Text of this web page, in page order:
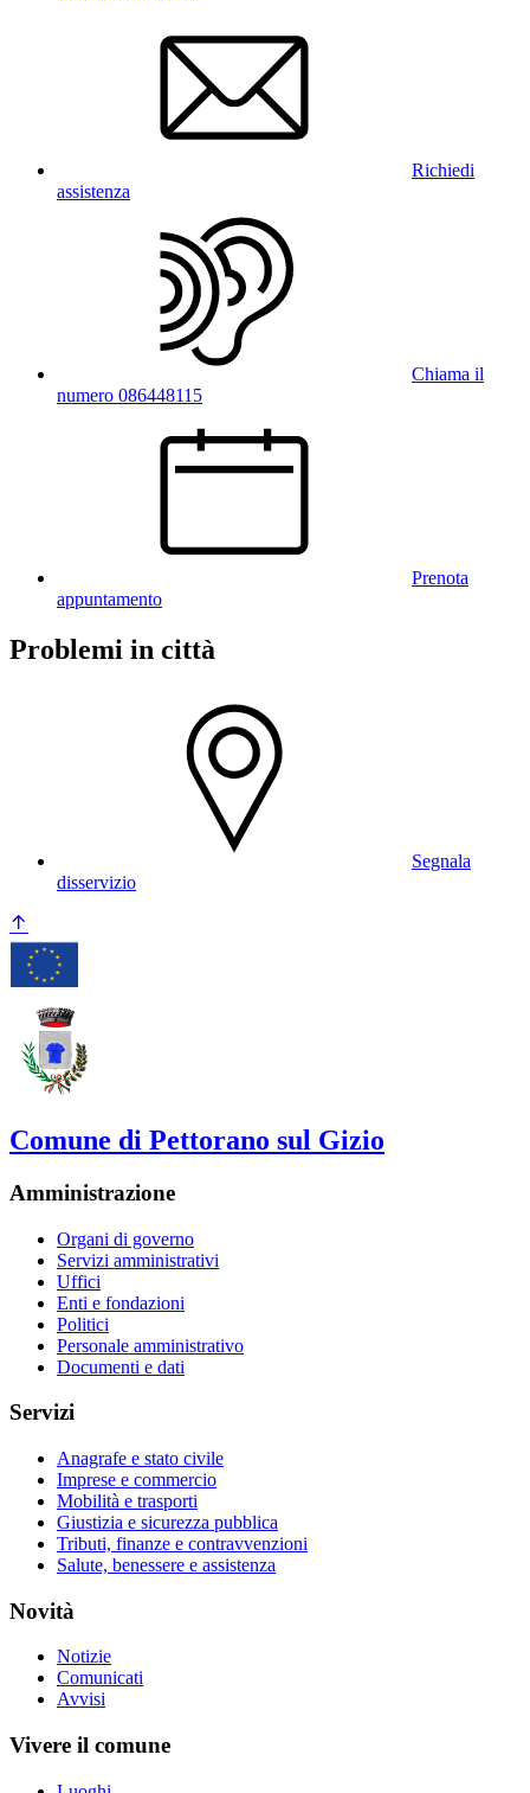
Richiedi
assistenza
Chiama il
numero 086448115
Prenota
appuntamento
Problemi in città
Segnala
disservizio
Comune di Pettorano sul Gizio
Amministrazione
Organi di governo
Servizi amministrativi
Uffici
Enti e fondazioni
Politici
Personale amministrativo
Documenti e dati
Servizi
Anagrafe e stato civile
Imprese e commercio
Mobilità e trasporti
Giustizia e sicurezza pubblica
Tributi, finanze e contravvenzioni
Salute, benessere e assistenza
Novità
Notizie
Comunicati
Avvisi
Vivere il comune